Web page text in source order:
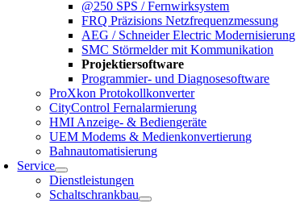
@250 SPS / Fernwirksystem
FRQ Präzisions Netzfrequenzmessung
AEG / Schneider Electric Modernisierung
SMC Störmelder mit Kommunikation
Projektiersoftware
Programmier- und Diagnosesoftware
ProXkon Protokollkonverter
CityControl Fernalarmierung
HMI Anzeige- & Bediengeräte
UEM Modems & Medienkonvertierung
Bahnautomatisierung
Service
Dienstleistungen
Schaltschrankbau